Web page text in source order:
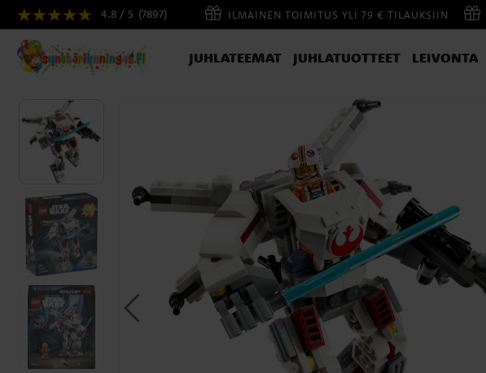
4.8 / 5 (7897) ILMAINEN TOIMITUS YLI 79 € TILAUKSIIN
JUHLATEEMAT JUHLATUOTTEET LEIVONTA